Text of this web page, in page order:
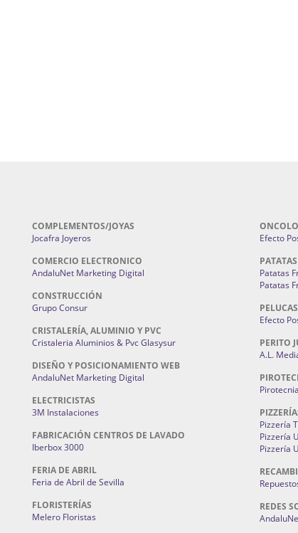
COMPLEMENTOS/JOYAS
Jocafra Joyeros
COMERCIO ELECTRONICO
AndaluNet Marketing Digital
CONSTRUCCIÓN
Grupo Consur
CRISTALERÍA, ALUMINIO Y PVC
Cristaleria Aluminios & Pvc Glasysur
DISEÑO Y POSICIONAMIENTO WEB
AndaluNet Marketing Digital
ELECTRICISTAS
3M Instalaciones
FABRICACIÓN CENTROS DE LAVADO
Iberbox 3000
FERIA DE ABRIL
Feria de Abril de Sevilla
FLORISTERÍAS
Melero Floristas
Efecto
Patatas
Patatas
PELUCAS
Efecto
PERITO
A.L.
Pizzería
Pizzería
Pizzería
REDES